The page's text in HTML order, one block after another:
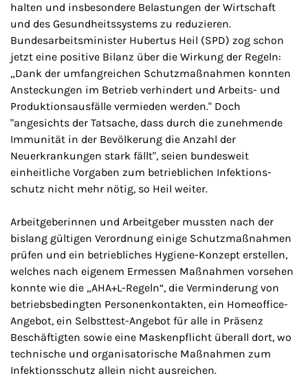
halten und insbesondere Belastungen der Wirtschaft
und des Gesundheitssystems zu reduzieren.
Bundesarbeitsminister Hubertus Heil (SPD) zog schon
jetzt eine positive Bilanz über die Wirkung der Regeln:
„Dank der umfangreichen Schutz­maßnahmen konnten
Ansteckungen im Betrieb verhindert und Arbeits- und
Produktions­ausfälle vermieden werden." Doch
"angesichts der Tatsache, dass durch die zunehmende
Immunität in der Bevölkerung die Anzahl der
Neuerkrankungen stark fällt", seien bundesweit
einheitliche Vorgaben zum betrieblichen Infektions­
schutz nicht mehr nötig, so Heil weiter.
Arbeitgeberinnen und Arbeitgeber mussten nach der
bislang gültigen Verordnung einige Schutzmaßnahmen
prüfen und ein betriebliches Hygiene-Konzept erstellen,
welches nach eigenem Ermessen Maßnahmen vorsehen
konnte wie die „AHA+L-Regeln“, die Verminderung von
betriebsbedingten Personenkontakten, ein Homeoffice-
Angebot, ein Selbsttest-Angebot für alle in Präsenz
Beschäftigten sowie eine Maskenpflicht überall dort, wo
technische und organisatorische Maßnahmen zum
Infektionsschutz allein nicht ausreichen.